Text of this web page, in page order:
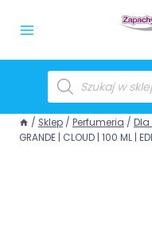
/ Sklep / Perfumeria / Dla
GRANDE | CLOUD | 100 ML |